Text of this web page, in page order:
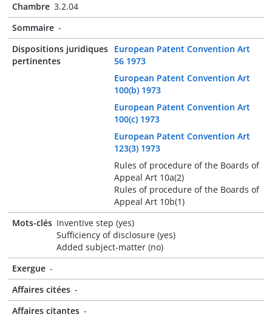
Chambre 3.2.04
Sommaire -
Dispositions juridiques
pertinentes
European Patent Convention Art
56 1973
European Patent Convention Art
100(b) 1973
European Patent Convention Art
100(c) 1973
European Patent Convention Art
123(3) 1973
Rules of procedure of the Boards of
Appeal Art 10a(2)
Rules of procedure of the Boards of
Appeal Art 10b(1)
Mots-clés Inventive step (yes)
Sufficiency of disclosure (yes)
Added subject-matter (no)
Exergue -
Affaires citées -
Affaires citantes -